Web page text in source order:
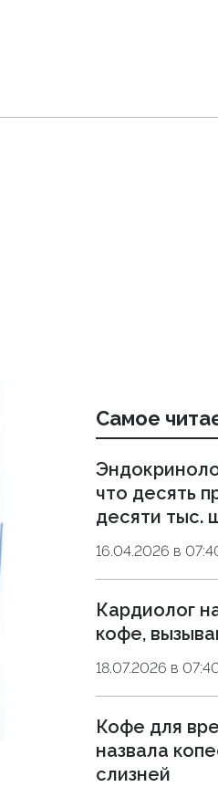
Самое
что десять
десяти тыс.
16.04.2026 в
Кардиолог
кофе,
18.07.2026 в
Кофе для
назвала
слизней